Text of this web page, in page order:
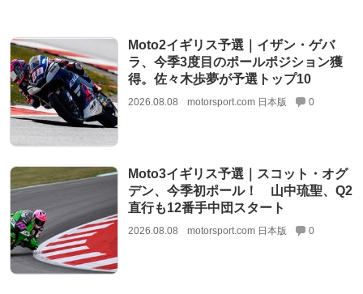
Moto2イギリス予選｜イザン・ゲバ
ラ、今季3度目のポールポジション獲
得。佐々木歩夢が予選トップ10
2026.08.08 motorsport.com 日本版 0
Moto3イギリス予選｜スコット・オグ
デン、今季初ポール！ 山中琉聖、Q2
直行も12番手中団スタート
2026.08.08 motorsport.com 日本版 0